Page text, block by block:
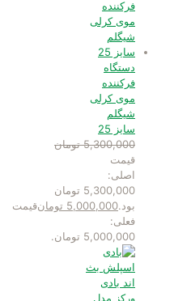
دستگاه
فرکننده
موی کرلی
شیگلم
سایز 25
5,300,000 تومان
قیمت
اصلی:
5,300,000 تومان
بود.5,000,000 تومانقیمت
فعلی:
5,000,000 تومان.